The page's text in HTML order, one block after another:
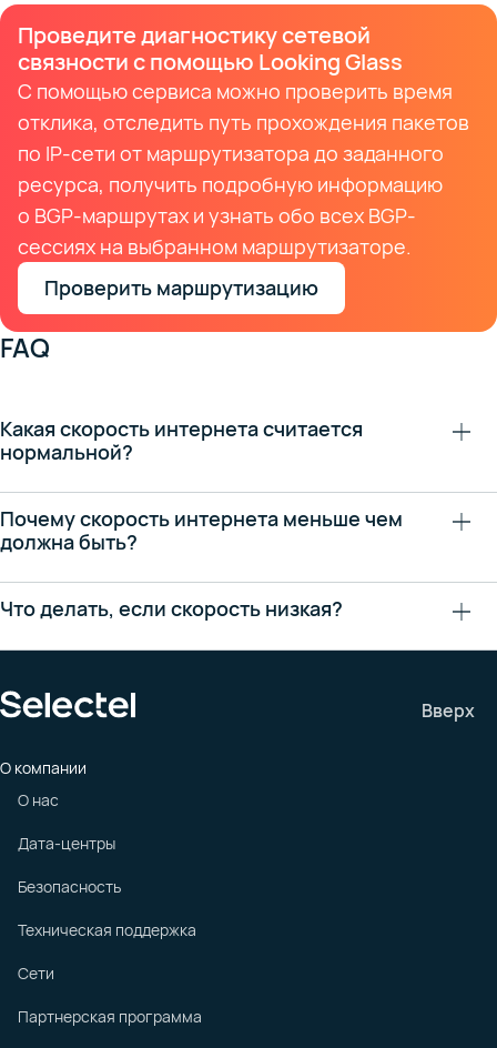
Проведите диагностику сетевой
связности с помощью Looking Glass
С помощью сервиса можно проверить время
отклика, отследить путь прохождения пакетов
по IP-сети от маршрутизатора до заданного
ресурса, получить подробную информацию
о BGP-маршрутах и узнать обо всех BGP-
сессиях на выбранном маршрутизаторе.
Проверить маршрутизацию
FAQ
Какая скорость интернета считается
нормальной?
Почему скорость интернета меньше чем
должна быть?
Что делать, если скорость низкая?
Вверх
О компании
О нас
Дата-центры
Безопасность
Техническая поддержка
Сети
Партнерская программа